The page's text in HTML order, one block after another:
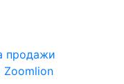
продажи
Zoomlion